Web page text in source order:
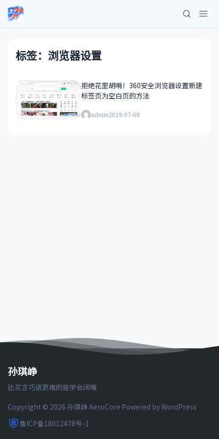
标签：浏览器设置
拒绝花里胡哨！360安全浏览器设置新建
标签页为空白页的方法
admin2019-07-08
孙琪峥
比花言巧语更难的是学会闭嘴
Copyright © 2026 孙琪峥AeroCore Powered by WordPress
鲁ICP备18012478号-1